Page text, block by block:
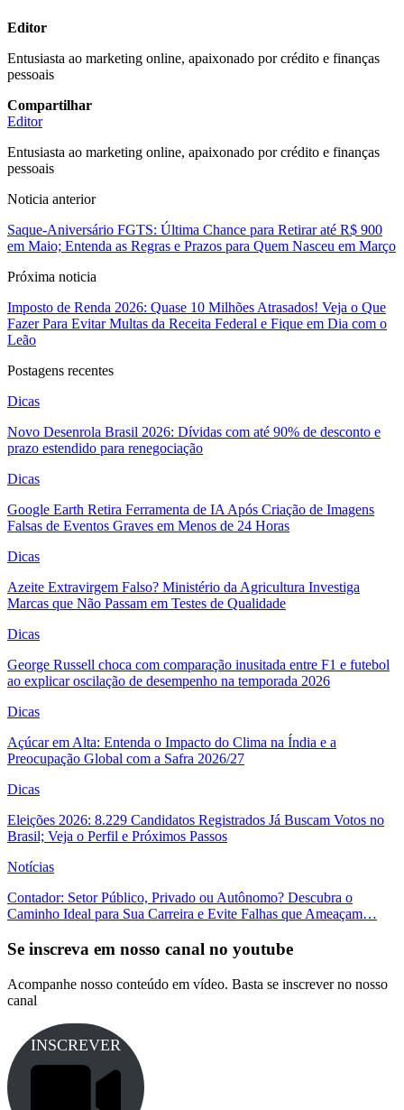
Editor
Entusiasta ao marketing online, apaixonado por crédito e finanças
pessoais
Compartilhar
Editor
Entusiasta ao marketing online, apaixonado por crédito e finanças
pessoais
Noticia anterior
Saque-Aniversário FGTS: Última Chance para Retirar até R$ 900
em Maio; Entenda as Regras e Prazos para Quem Nasceu em Março
Próxima noticia
Imposto de Renda 2026: Quase 10 Milhões Atrasados! Veja o Que
Fazer Para Evitar Multas da Receita Federal e Fique em Dia com o
Leão
Postagens recentes
Dicas
Novo Desenrola Brasil 2026: Dívidas com até 90% de desconto e
prazo estendido para renegociação
Dicas
Google Earth Retira Ferramenta de IA Após Criação de Imagens
Falsas de Eventos Graves em Menos de 24 Horas
Dicas
Azeite Extravirgem Falso? Ministério da Agricultura Investiga
Marcas que Não Passam em Testes de Qualidade
Dicas
George Russell choca com comparação inusitada entre F1 e futebol
ao explicar oscilação de desempenho na temporada 2026
Dicas
Açúcar em Alta: Entenda o Impacto do Clima na Índia e a
Preocupação Global com a Safra 2026/27
Dicas
Eleições 2026: 8.229 Candidatos Registrados Já Buscam Votos no
Brasil; Veja o Perfil e Próximos Passos
Notícias
Contador: Setor Público, Privado ou Autônomo? Descubra o
Caminho Ideal para Sua Carreira e Evite Falhas que Ameaçam…
Se inscreva em nosso canal no youtube
Acompanhe nosso conteúdo em vídeo. Basta se inscrever no nosso
canal
INSCREVER